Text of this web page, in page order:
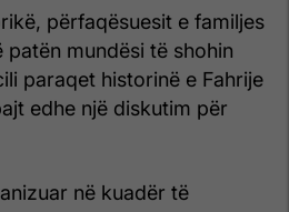
përfaqësuesit e familjes
patën mundësi të shohin
paraqet historinë e Fahrije
edhe një diskutim për
në kuadër të